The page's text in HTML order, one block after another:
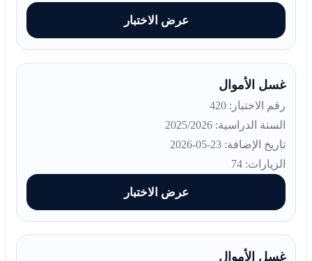
عرض الاختبار
غسل الأموال
رقم الاختبار: 420
السنة الدراسية: 2025/2026
تاريخ الإضافة: 23-05-2026
الزيارات: 74
عرض الاختبار
غسل الأموال